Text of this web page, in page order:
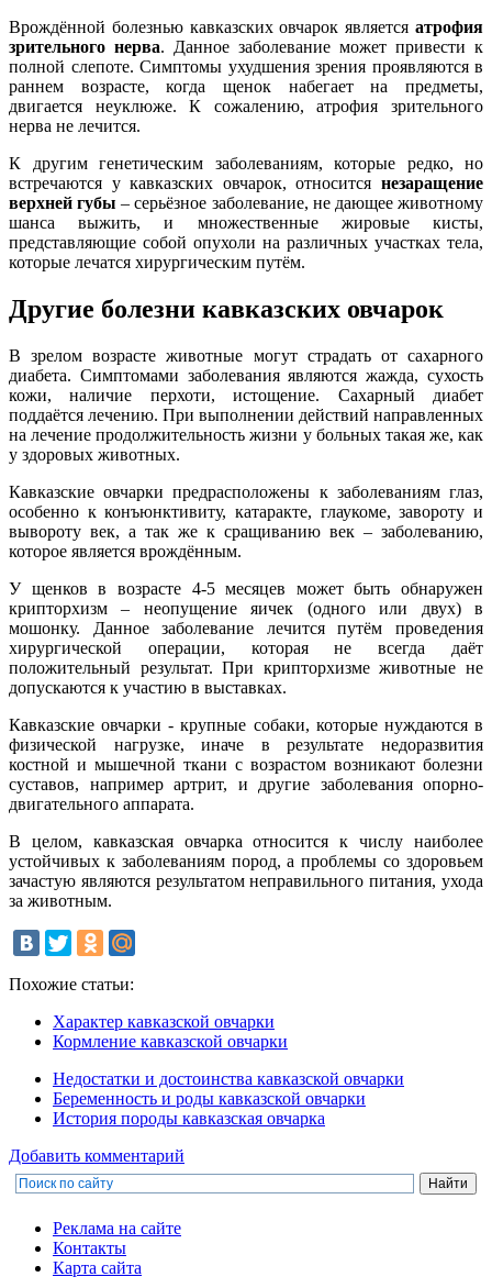
Врождённой болезнью кавказских овчарок является атрофия
зрительного нерва. Данное заболевание может привести к
полной слепоте. Симптомы ухудшения зрения проявляются в
раннем возрасте, когда щенок набегает на предметы,
двигается неуклюже. К сожалению, атрофия зрительного
нерва не лечится.
К другим генетическим заболеваниям, которые редко, но
встречаются у кавказских овчарок, относится незаращение
верхней губы – серьёзное заболевание, не дающее животному
шанса выжить, и множественные жировые кисты,
представляющие собой опухоли на различных участках тела,
которые лечатся хирургическим путём.
Другие болезни кавказских овчарок
В зрелом возрасте животные могут страдать от сахарного
диабета. Симптомами заболевания являются жажда, сухость
кожи, наличие перхоти, истощение. Сахарный диабет
поддаётся лечению. При выполнении действий направленных
на лечение продолжительность жизни у больных такая же, как
у здоровых животных.
Кавказские овчарки предрасположены к заболеваниям глаз,
особенно к конъюнктивиту, катаракте, глаукоме, завороту и
вывороту век, а так же к сращиванию век – заболеванию,
которое является врождённым.
У щенков в возрасте 4-5 месяцев может быть обнаружен
крипторхизм – неопущение яичек (одного или двух) в
мошонку. Данное заболевание лечится путём проведения
хирургической операции, которая не всегда даёт
положительный результат. При крипторхизме животные не
допускаются к участию в выставках.
Кавказские овчарки - крупные собаки, которые нуждаются в
физической нагрузке, иначе в результате недоразвития
костной и мышечной ткани с возрастом возникают болезни
суставов, например артрит, и другие заболевания опорно-
двигательного аппарата.
В целом, кавказская овчарка относится к числу наиболее
устойчивых к заболеваниям пород, а проблемы со здоровьем
зачастую являются результатом неправильного питания, ухода
за животным.
Похожие статьи:
Характер кавказской овчарки
Кормление кавказской овчарки
Недостатки и достоинства кавказской овчарки
Беременность и роды кавказской овчарки
История породы кавказская овчарка
Добавить комментарий
Реклама на сайте
Контакты
Карта сайта